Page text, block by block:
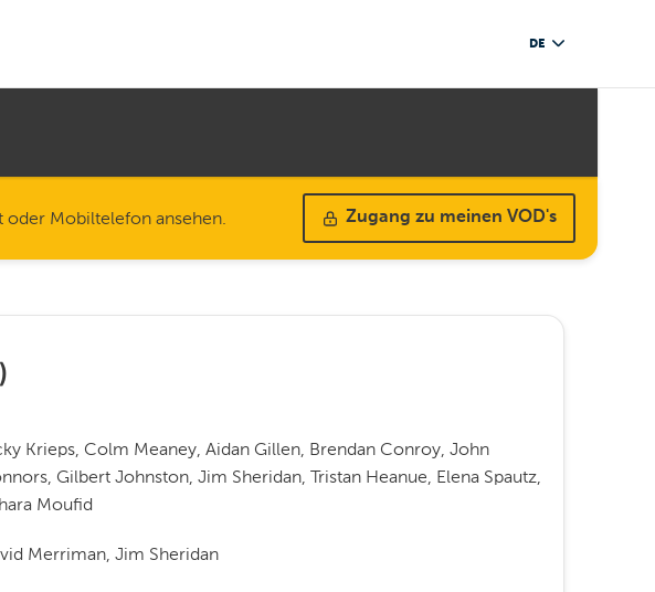
DE
oder Mobiltelefon ansehen. Zugang zu meinen VOD's
)
Krieps, Colm Meaney, Aidan Gillen, Brendan Conroy, John
Gilbert Johnston, Jim Sheridan, Tristan Heanue, Elena Spautz,
Moufid
Merriman, Jim Sheridan